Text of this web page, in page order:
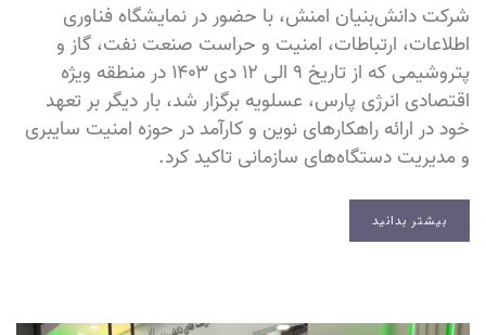
شرکت دانش‌بنیان امنش، با حضور در نمایشگاه فناوری
اطلاعات، ارتباطات، امنیت و حراست صنعت نفت، گاز و
پتروشیمی که از تاریخ ۹ الی ۱۲ دی ۱۴۰۳ در منطقه ویژه
اقتصادی انرژی پارس، عسلویه برگزار شد، بار دیگر بر تعهد
خود در ارائه راهکارهای نوین و کارآمد در حوزه امنیت سایبری
و مدیریت دستگاه‌های سازمانی تاکید کرد.
بیشتر بدانید